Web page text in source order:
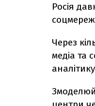
Росія
соцмереж
Через
медіа та